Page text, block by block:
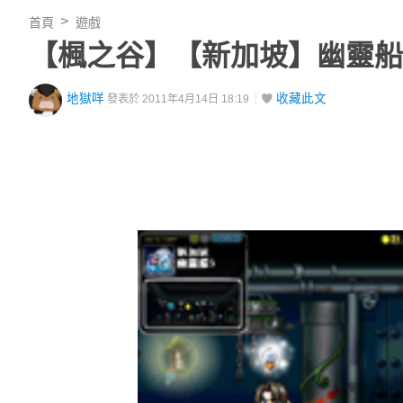
首頁 遊戲
【楓之谷】【新加坡】幽靈
地獄咩 發表於 2011年4月14日 18:19 收藏此文